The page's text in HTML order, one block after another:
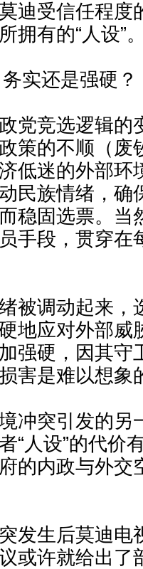
受信任程度
拥有的“人设”
实还是强硬？
竞选逻辑的
策的不顺（废
低迷的外部环
民族情绪，确
稳固选票。当
手段，贯穿在
调动起来，
地应对外部威
强硬，因其守
害是难以想象
突引发的另
“人设”的代价
的内政与外交
生后莫迪电
或许就给出了